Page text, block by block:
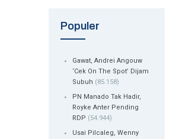
Populer
Gawat, Andrei Angouw
‘Cek On The Spot’ Dijam
Subuh (85.158)
PN Manado Tak Hadir,
Royke Anter Pending
RDP (54.944)
Usai Pilcaleg, Wenny